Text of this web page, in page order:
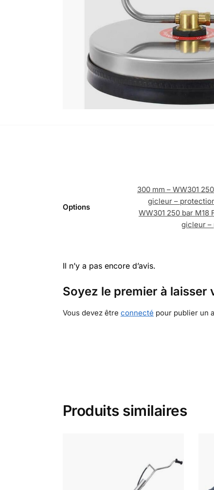
Options
300 mm – WW301
gicleur –
WW301 250 bar
gicleur –
Il n’y a pas encore d’avis.
Soyez le premier à laisser
Vous devez être connecté pour publier un
Produits similaires